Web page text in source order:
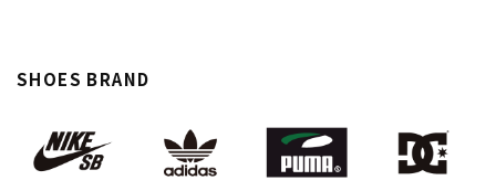
サーフTOP
SHOES BRAND